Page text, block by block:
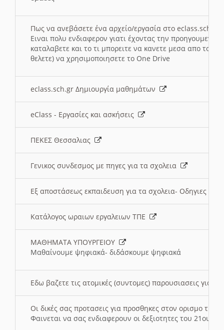
Πως να ανεβάσετε ένα αρχείο/εργασία στο eclass.sch.gr
Ειναι πολυ ενδιαφερον γιατι έχοντας την
καταλαβετε και το τι μπορειτε να κανετε μεσα απο το
θελετε) να χρησιμοποιησετε το One Drive
eclass.sch.gr Δημιουργία μαθημάτων
eClass - Εργασίες και ασκήσεις
ΠΕΚΕΣ Θεσσαλιας
Γενικος συνδεσμος με πηγες για τα σχολεια
Εξ αποστάσεως εκπαιδευση για τα σχολεια- Οδηγιες
Κατάλογος ωραιων εργαλειων ΤΠΕ
ΜΑΘΗΜΑΤΑ ΥΠΟΥΡΓΕΙΟΥ
Μαθαίνουμε ψηφιακά- διδάσκουμε ψηφιακά
Εδω βαζετε τις ατομικές (συντομες) παρουσιασεις για
Οι δικές σας προτασεις για προσθηκες στον ορισμο
Φαινεται να σας ενδιαφερουν οι δεξιοτητες του 21ου